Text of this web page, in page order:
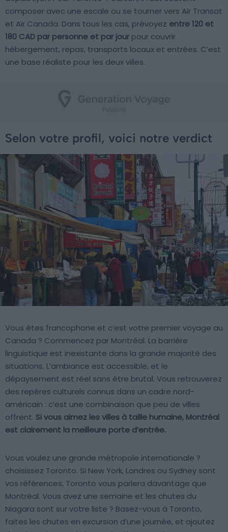
composer avec une escale ou se tourner vers Air Transat
et Air Canada. Dans tous les cas, prévoyez entre 120 et
180 CAD par personne et par jour pour couvrir
hébergement, repas, transports locaux et entrées. C’est
une base réaliste pour les deux villes.
Selon votre profil, voici notre verdict
Vous êtes francophone et c’est votre premier voyage au
Canada ? Commencez par Montréal. La barrière
linguistique est inexistante dans la grande majorité des
situations. L’ambiance est accessible, et le
dépaysement est réel sans être brutal. Vous retrouverez
des repères culturels connus dans un cadre nord-
américain : c’est une combinaison que peu de villes
offrent. Si vous aimez les villes à taille humaine, Montréal
est clairement la meilleure porte d’entrée.
Vous voulez une grande métropole internationale ?
choisissez Toronto. Si New York, Londres ou Sydney sont
vos références, Toronto vous parlera davantage que
Montréal. Vous avez une semaine et les chutes du
Niagara sont sur votre liste ? Basez-vous à Toronto,
faites les chutes en excursion d’une journée, et ajoutez